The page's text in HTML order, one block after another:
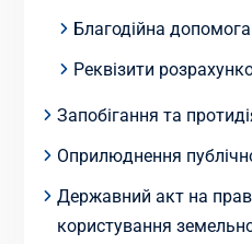
Благодійна допомога
Реквізити
Запобігання та
Оприлюднення
Державний акт на
користування